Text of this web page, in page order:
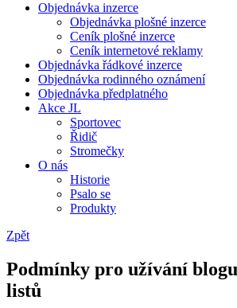
Objednávka inzerce
Objednávka plošné inzerce
Ceník plošné inzerce
Ceník internetové reklamy
Objednávka řádkové inzerce
Objednávka rodinného oznámení
Objednávka předplatného
Akce JL
Sportovec
Řidič
Stromečky
O nás
Historie
Psalo se
Produkty
Zpět
Podmínky pro užívání
listů